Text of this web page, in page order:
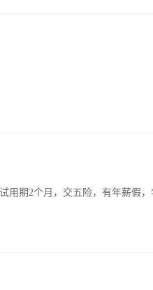
用期2个月，交五险，有年薪假，